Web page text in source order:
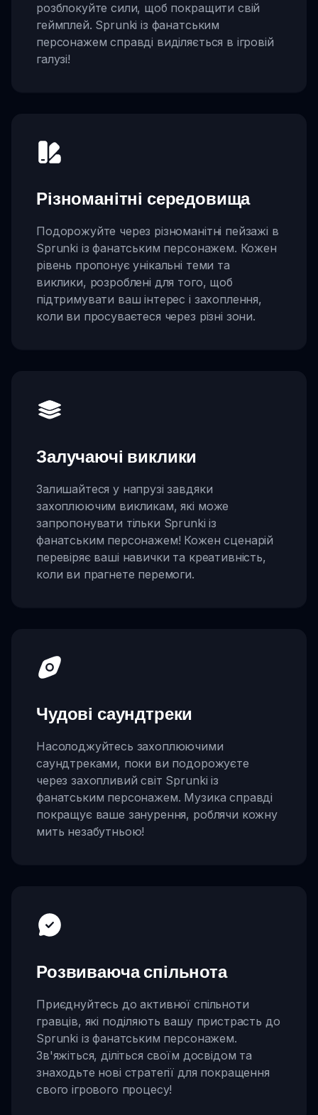
розблокуйте сили, щоб покращити свій
геймплей. Sprunki із фанатським
персонажем справді виділяється в ігровій
галузі!
Різноманітні середовища
Подорожуйте через різноманітні пейзажі в
Sprunki із фанатським персонажем. Кожен
рівень пропонує унікальні теми та
виклики, розроблені для того, щоб
підтримувати ваш інтерес і захоплення,
коли ви просуваєтеся через різні зони.
Залучаючі виклики
Залишайтеся у напрузі завдяки
захоплюючим викликам, які може
запропонувати тільки Sprunki із
фанатським персонажем! Кожен сценарій
перевіряє ваші навички та креативність,
коли ви прагнете перемоги.
Чудові саундтреки
Насолоджуйтесь захоплюючими
саундтреками, поки ви подорожуєте
через захопливий світ Sprunki із
фанатським персонажем. Музика справді
покращує ваше занурення, роблячи кожну
мить незабутньою!
Розвиваюча спільнота
Приєднуйтесь до активної спільноти
гравців, які поділяють вашу пристрасть до
Sprunki із фанатським персонажем.
Зв'яжіться, діліться своїм досвідом та
знаходьте нові стратегії для покращення
свого ігрового процесу!